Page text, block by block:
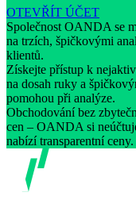
OTEVŘÍT ÚČET
Společnost OANDA se
na trzích, špičkovými
klientů.
Získejte přístup k
na dosah ruky a
pomohou při analýze.
Obchodování bez
cen – OANDA si
nabízí transparentní ceny.